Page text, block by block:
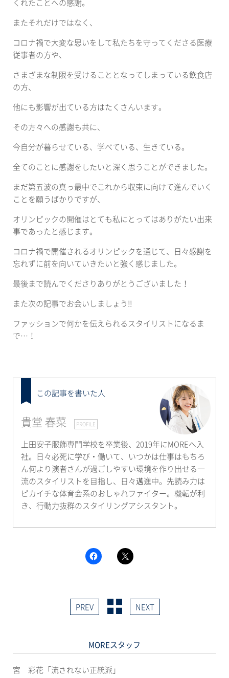
くれたことへの感謝。
またそれだけではなく、
コロナ禍で大変な思いをして私たちを守ってくださる医療
従事者の方や、
さまざまな制限を受けることとなってしまっている飲食店
の方、
他にも影響が出ている方はたくさんいます。
その方々への感謝も共に、
今自分が暮らせている、学べている、生きている。
全てのことに感謝をしたいと深く思うことができました。
まだ第五波の真っ最中でこれから収束に向けて進んでいく
ことを願うばかりですが、
オリンピックの開催はとても私にとってはありがたい出来
事であったと感じます。
コロナ禍で開催されるオリンピックを通じて、日々感謝を
忘れずに前を向いていきたいと強く感じました。
最後まで読んでくださりありがとうございました！
また次の記事でお会いしましょう!!
ファッションで何かを伝えられるスタイリストになるま
で… ！
この記事を書いた人
貴堂 春菜 PROFILE
上田安子服飾専門学校を卒業後、2019年にMOREへ入
社。日々必死に学び・働いて、いつかは仕事はもちろ
ん何より演者さんが過ごしやすい環境を作り出せる一
流のスタイリストを目指し、日々邁進中。先読み力は
ピカイチな体育会系のおしゃれファイター。機転が利
き、行動力抜群のスタイリングアシスタント。
F
a
k
共
に
は
ク
ッ
ク
ク
リ
で
共
有
ウ
ィ
ン
PREV NEXT
MOREスタッフ
宮 彩花「流されない正統派」